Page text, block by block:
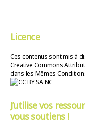
Licence
Ces contenus sont mis à
Creative Commons
dans les Mêmes
J’utilise vos
vous soutiens !